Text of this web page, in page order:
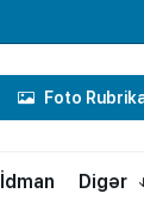
Foto
İdman Digər